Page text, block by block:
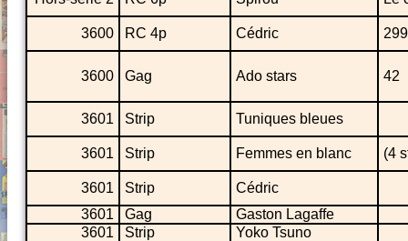
3600 RC 4p Cédric 299
3600 Gag Ado stars 42
3601 Strip Tuniques bleues
3601 Strip Femmes en blanc (4
3601 Strip
Cédric
3601
Gag
Gaston Lagaffe
3601
Strip
Yoko Tsuno